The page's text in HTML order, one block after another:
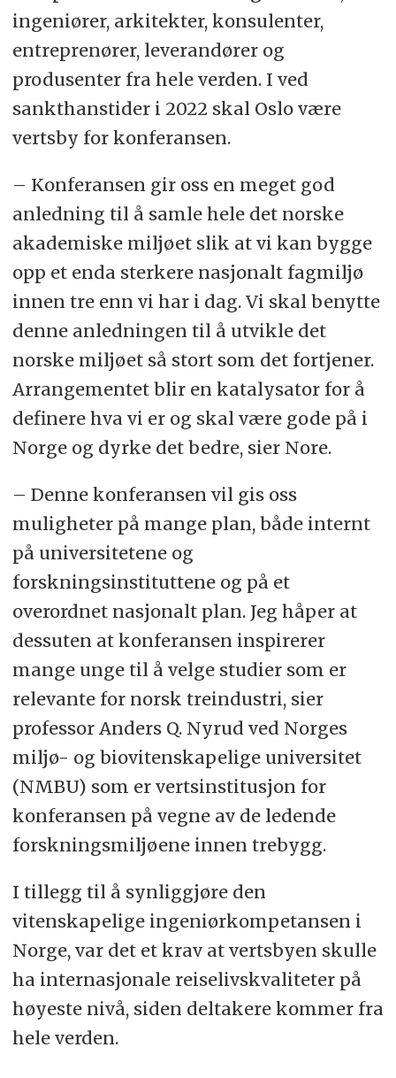
ingeniører, arkitekter, konsulenter,
entreprenører, leverandører og
produsenter fra hele verden. I ved
sankthanstider i 2022 skal Oslo være
vertsby for konferansen.
– Konferansen gir oss en meget god
anledning til å samle hele det norske
akademiske miljøet slik at vi kan bygge
opp et enda sterkere nasjonalt fagmiljø
innen tre enn vi har i dag. Vi skal benytte
denne anledningen til å utvikle det
norske miljøet så stort som det fortjener.
Arrangementet blir en katalysator for å
definere hva vi er og skal være gode på i
Norge og dyrke det bedre, sier Nore.
– Denne konferansen vil gis oss
muligheter på mange plan, både internt
på universitetene og
forskningsinstituttene og på et
overordnet nasjonalt plan. Jeg håper at
dessuten at konferansen inspirerer
mange unge til å velge studier som er
relevante for norsk treindustri, sier
professor Anders Q. Nyrud ved Norges
miljø- og biovitenskapelige universitet
(NMBU) som er vertsinstitusjon for
konferansen på vegne av de ledende
forskningsmiljøene innen trebygg.
I tillegg til å synliggjøre den
vitenskapelige ingeniørkompetansen i
Norge, var det et krav at vertsbyen skulle
ha internasjonale reiselivskvaliteter på
høyeste nivå, siden deltakere kommer fra
hele verden.